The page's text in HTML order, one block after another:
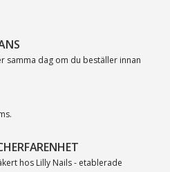
samma dag om du beställer innan
hos Lilly Nails - etablerade